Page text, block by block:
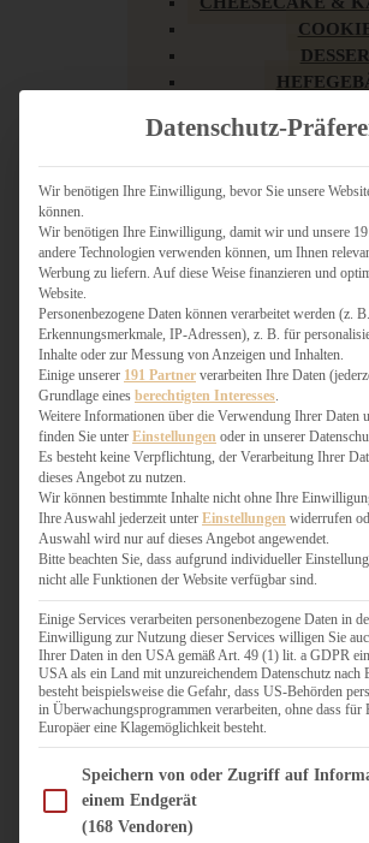
LOW CARB &
MY
SÜSSES
VEGAN
BURGER &
FIX AUF DEM
FLEISCH &
GRILLEN /
HERZHAFTES
ONE-POT-
PASTA &
PIZZA, TARTES
REIS &
SALATE &
Datenschutz-
Wir benötigen Ihre Einwilligung, bevor Sie unsere
können.
Wir benötigen Ihre Einwilligung, damit wir und unsere
andere Technologien verwenden können, um Ihnen
Werbung zu liefern. Auf diese Weise finanzieren und
Website.
Personenbezogene Daten können verarbeitet werden (z. B.
Erkennungsmerkmale, IP-Adressen), z. B. für
Inhalte oder zur Messung von Anzeigen und Inhalten.
Einige unserer 191 Partner verarbeiten Ihre Daten
Grundlage eines berechtigten Interesses
Weitere Informationen über die Verwendung Ihrer Daten
finden Sie unter Einstellungen oder in unserer
Es besteht keine Verpflichtung, der Verarbeitung Ihrer
dieses Angebot zu nutzen.
Wir können bestimmte Inhalte nicht ohne Ihre
Ihre Auswahl jederzeit unter Einstellungen widerrufen
Auswahl wird nur auf dieses Angebot angewendet.
Bitte beachten Sie, dass aufgrund individueller
nicht alle Funktionen der Website verfügbar sind.
Einige Services verarbeiten personenbezogene Daten in
Einwilligung zur Nutzung dieser Services willigen Sie
Ihrer Daten in den USA gemäß Art. 49 (1) lit. a GDPR
USA als ein Land mit unzureichendem Datenschutz nach
besteht beispielsweise die Gefahr, dass US-Behörden
in Überwachungsprogrammen verarbeiten, ohne dass für
Europäer eine Klagemöglichkeit besteht.
Im Folgenden finden Sie eine Liste der Zwecke des
Speichern von oder Zugriff auf
einem Endgerät
(168 Vendoren)